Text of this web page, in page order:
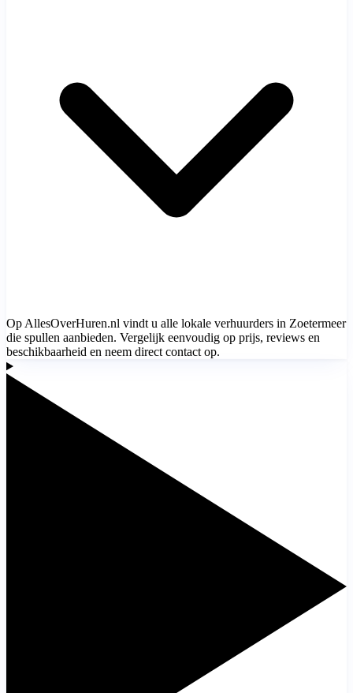
Op AllesOverHuren.nl vindt u alle lokale verhuurders in Zoetermeer
die spullen aanbieden. Vergelijk eenvoudig op prijs, reviews en
beschikbaarheid en neem direct contact op.